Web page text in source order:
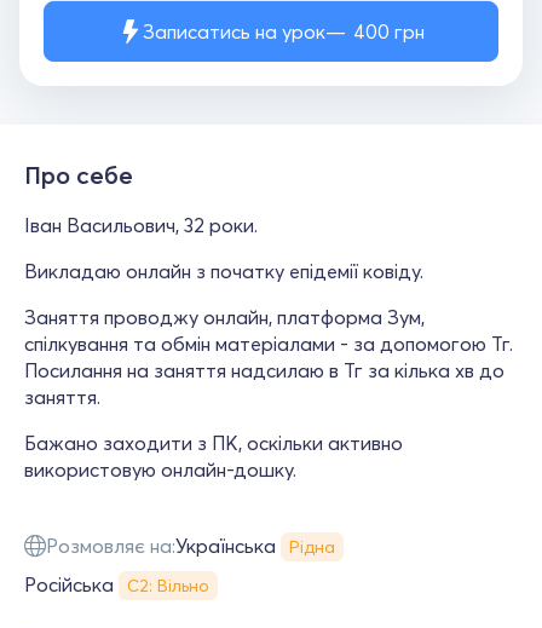
Записатись на урок 400 грн
Про себе
Іван Васильович, 32 роки.
Викладаю онлайн з початку епідемії ковіду.
Заняття проводжу онлайн, платформа Зум,
спілкування та обмін матеріалами - за допомогою Тг.
Посилання на заняття надсилаю в Тг за кілька хв до
заняття.
Бажано заходити з ПК, оскільки активно
використовую онлайн-дошку.
Розмовляє на:Українська Рідна
Російська С2: Вільно